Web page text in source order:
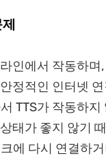
인에서 작동하며
정적인 인터넷
TTS가 작동하지
태가 좋지 않기
에 다시 연결하